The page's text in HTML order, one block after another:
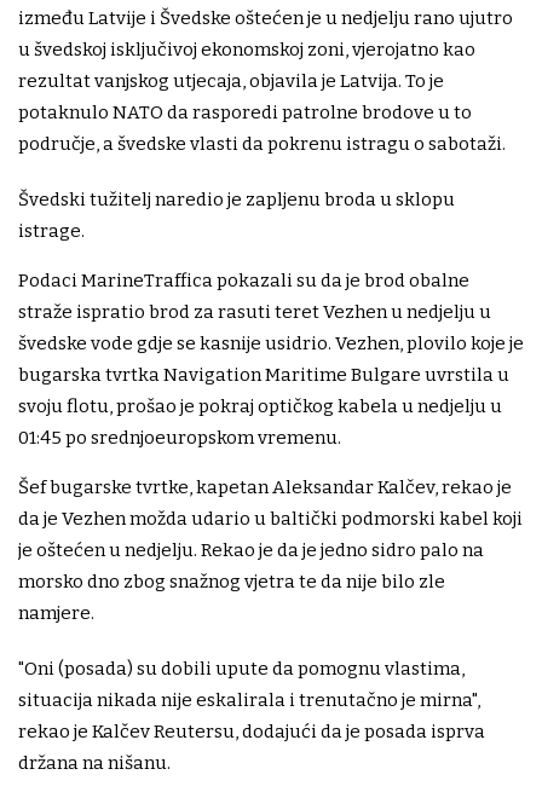
između Latvije i Švedske oštećen je u nedjelju rano ujutro
u švedskoj isključivoj ekonomskoj zoni, vjerojatno kao
rezultat vanjskog utjecaja, objavila je Latvija. To je
potaknulo NATO da rasporedi patrolne brodove u to
područje, a švedske vlasti da pokrenu istragu o sabotaži.
Švedski tužitelj naredio je zapljenu broda u sklopu
istrage.
Podaci MarineTraffica pokazali su da je brod obalne
straže ispratio brod za rasuti teret Vezhen u nedjelju u
švedske vode gdje se kasnije usidrio. Vezhen, plovilo koje je
bugarska tvrtka Navigation Maritime Bulgare uvrstila u
svoju flotu, prošao je pokraj optičkog kabela u nedjelju u
01:45 po srednjoeuropskom vremenu.
Šef bugarske tvrtke, kapetan Aleksandar Kalčev, rekao je
da je Vezhen možda udario u baltički podmorski kabel koji
je oštećen u nedjelju. Rekao je da je jedno sidro palo na
morsko dno zbog snažnog vjetra te da nije bilo zle
namjere.
"Oni (posada) su dobili upute da pomognu vlastima,
situacija nikada nije eskalirala i trenutačno je mirna",
rekao je Kalčev Reutersu, dodajući da je posada isprva
držana na nišanu.